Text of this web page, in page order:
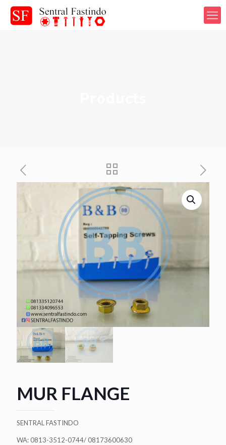
MUR FLANGE
SENTRAL FASTINDO
WA: 0813-3512-0744/ 08173600630